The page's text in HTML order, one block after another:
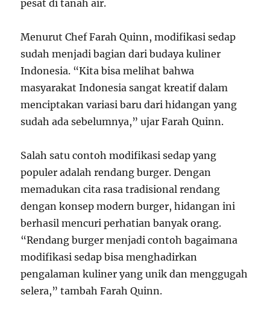
pesat di tanah air.
Menurut Chef Farah Quinn, modifikasi sedap
sudah menjadi bagian dari budaya kuliner
Indonesia. “Kita bisa melihat bahwa
masyarakat Indonesia sangat kreatif dalam
menciptakan variasi baru dari hidangan yang
sudah ada sebelumnya,” ujar Farah Quinn.
Salah satu contoh modifikasi sedap yang
populer adalah rendang burger. Dengan
memadukan cita rasa tradisional rendang
dengan konsep modern burger, hidangan ini
berhasil mencuri perhatian banyak orang.
“Rendang burger menjadi contoh bagaimana
modifikasi sedap bisa menghadirkan
pengalaman kuliner yang unik dan menggugah
selera,” tambah Farah Quinn.